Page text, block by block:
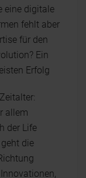
eine digitale
fehlt aber
für den
Ein
Erfolg
allem
der Life
die